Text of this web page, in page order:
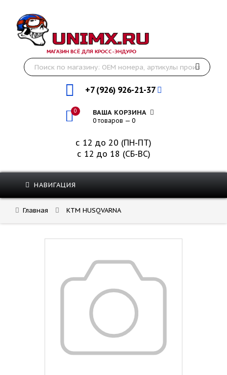
МАГАЗИН ВСЁ ДЛЯ КРОСС-ЭНДУРО
+7 (926) 926-21-37
0 ВАША КОРЗИНА
0 товаров — 0
с 12 до 20 (ПН-ПТ)
с 12 до 18 (СБ-ВС)
НАВИГАЦИЯ
Главная KTM HUSQVARNA